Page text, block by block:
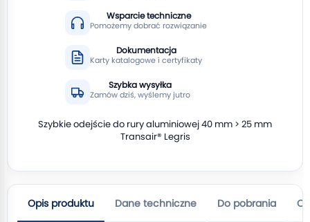
Wsparcie techniczne
Pomożemy dobrać rozwiązanie
Dokumentacja
Karty katalogowe i certyfikaty
Szybka wysyłka
Zamów dziś, wyślemy jutro
Szybkie odejście do rury aluminiowej 40 mm > 25 mm
Transair® Legris
Opis produktu Dane techniczne Do pobrania